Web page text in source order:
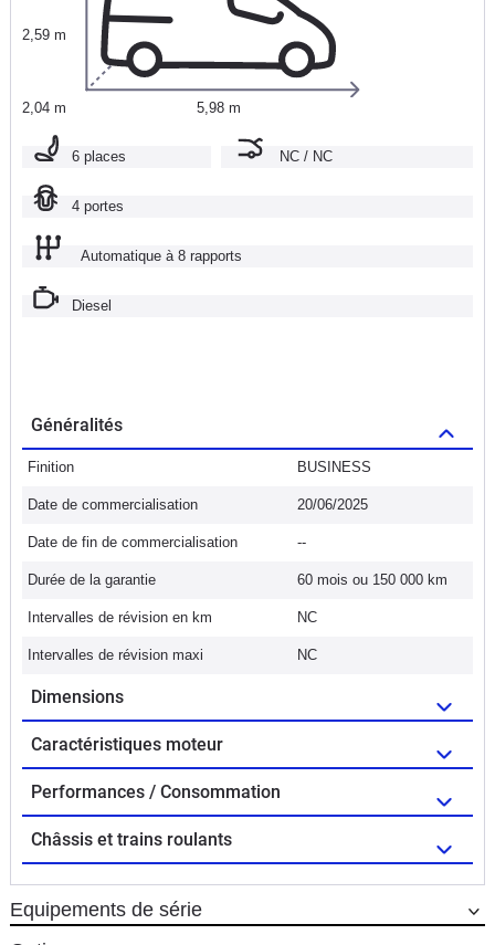
2,59 m
2,04 m 5,98 m
6 places NC / NC
4 portes
Automatique à 8 rapports
Diesel
Généralités
Finition BUSINESS
Date de commercialisation 20/06/2025
Date de fin de commercialisation --
Durée de la garantie 60 mois ou 150 000 km
Intervalles de révision en km NC
Intervalles de révision maxi NC
Dimensions
Caractéristiques moteur
Performances / Consommation
Châssis et trains roulants
Equipements de série